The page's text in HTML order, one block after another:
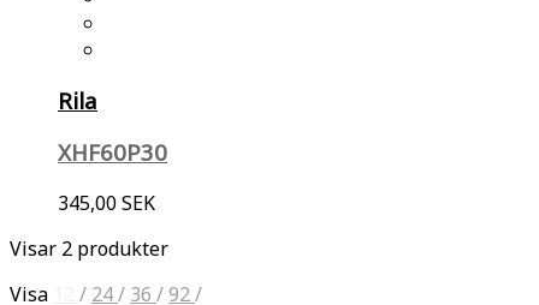
Rila
XHF60P30
345,00 SEK
Visar 2 produkter
Visa
/ 24/ 36 /92/